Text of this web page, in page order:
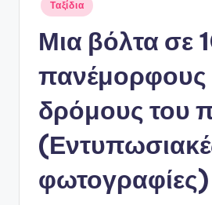
σε
Ταξίδια
Μια βόλτα σε
πανέμορφους
δρόμους του
φωτογραφίες)